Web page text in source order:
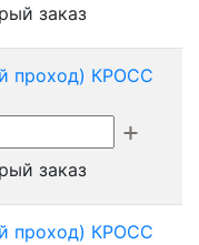
заказ
проход) КРОСС
заказ
проход) КРОСС